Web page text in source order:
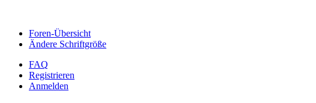
Foren-Übersicht
Ändere Schriftgröße
FAQ
Registrieren
Anmelden